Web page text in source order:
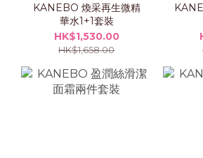
KANEBO 煥采再生微精
華水1+1套裝
HK$1,530.00
HK$1,658.00